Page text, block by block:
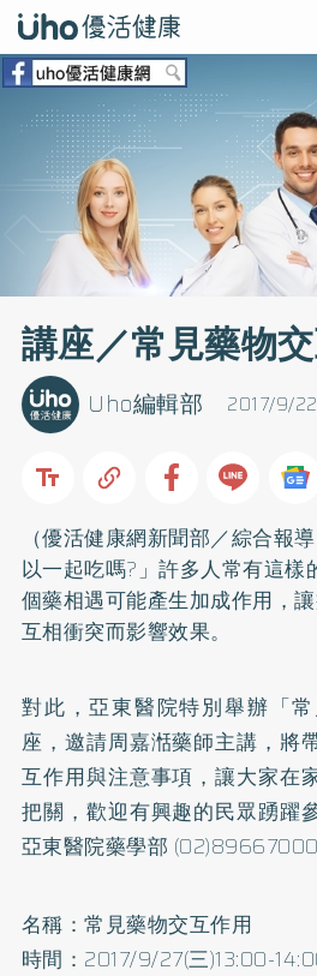
講座／常見藥物
2017/9/
Uho編輯部
（優活健康網新聞部／綜合報
以一起吃嗎?」許多人常有這樣
個藥相遇可能產生加成作用，
互相衝突而影響效果。
對此，亞東醫院特別舉辦「
座，邀請周嘉湉藥師主講，將
互作用與注意事項，讓大家在
把關，歡迎有興趣的民眾踴躍
亞東醫院藥學部
名稱：常見藥物交互作用
時間：2017/9/27(三)13:00-